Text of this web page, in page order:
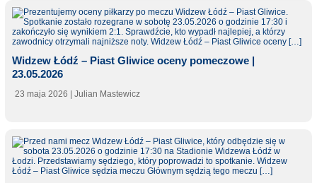
Widzew Łódź – Piast Gliwice oceny pomeczowe |
23.05.2026
23 maja 2026 | Julian Mastewicz